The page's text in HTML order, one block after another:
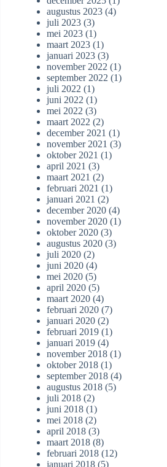
augustus 2023 (4)
juli 2023 (3)
mei 2023 (1)
maart 2023 (1)
januari 2023 (3)
november 2022 (1)
september 2022 (1)
juli 2022 (1)
juni 2022 (1)
mei 2022 (3)
maart 2022 (2)
december 2021 (1)
november 2021 (3)
oktober 2021 (1)
april 2021 (3)
maart 2021 (2)
februari 2021 (1)
januari 2021 (2)
december 2020 (4)
november 2020 (1)
oktober 2020 (3)
augustus 2020 (3)
juli 2020 (2)
juni 2020 (4)
mei 2020 (5)
april 2020 (5)
maart 2020 (4)
februari 2020 (7)
januari 2020 (2)
februari 2019 (1)
januari 2019 (4)
november 2018 (1)
oktober 2018 (1)
september 2018 (4)
augustus 2018 (5)
juli 2018 (2)
juni 2018 (1)
mei 2018 (2)
april 2018 (3)
maart 2018 (8)
februari 2018 (12)
januari 2018 (5)